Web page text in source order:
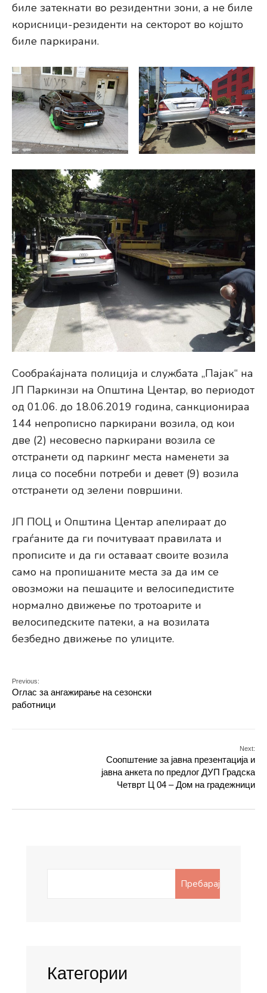
биле затекнати во резидентни зони, а не биле
корисници-резиденти на секторот во којшто
биле паркирани.
Сообраќајната полиција и службата „Пајак“ на
ЈП Паркинзи на Општина Центар, во периодот
од 01.06. до 18.06.2019 година, санкционираа
144 непрописно паркирани возила, од кои
две (2) несовесно паркирани возила се
отстранети од паркинг места наменети за
лица со посебни потреби и девет (9) возила
отстранети од зелени површини.
ЈП ПОЦ и Општина Центар апелираат до
граѓаните да ги почитуваат правилата и
прописите и да ги оставаат своите возила
само на пропишаните места за да им се
овозможи на пешаците и велосипедистите
нормално движење по тротоарите и
велосипедските патеки, а на возилата
безбедно движење по улиците.
Previous:
Оглас за ангажирање на сезонски
работници
Next:
Соопштение за јавна презентација и
јавна анкета по предлог ДУП Градска
Четврт Ц 04 – Дом на градежници
Пребарај
Категории